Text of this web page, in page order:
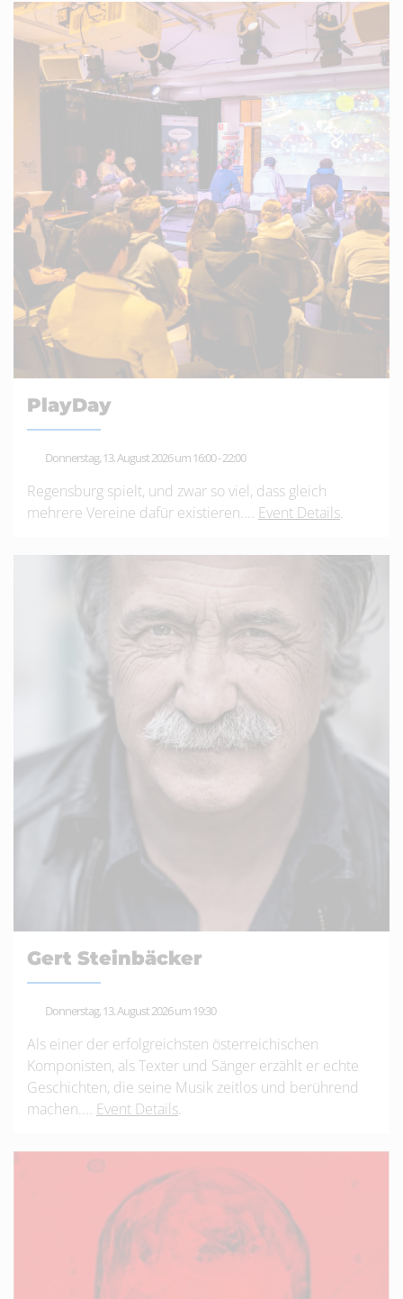
PlayDay
Donnerstag, 13. August 2026 um 16:00-22:00
Regensburg spielt, und zwar so viel, dass gleich
mehrere Vereine dafür existieren.... Event Details.
Gert Steinbäcker
Donnerstag, 13. August 2026 um 19:30
Als einer der erfolgreichsten österreichischen
Komponisten, als Texter und Sänger erzählt er echte
Geschichten, die seine Musik zeitlos und berührend
machen.... Event Details.